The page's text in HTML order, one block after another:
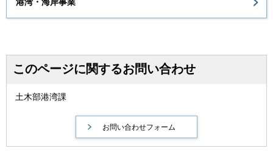
港湾・海岸事業
このページに関するお問い合わせ
土木部港湾課